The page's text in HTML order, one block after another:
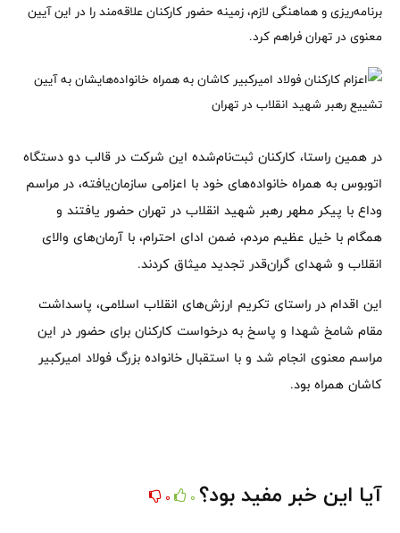
برنامه‌ریزی و هماهنگی لازم، زمینه حضور کارکنان علاقه‌مند را در این آیین
معنوی در تهران فراهم کرد.
در همین راستا، کارکنان ثبت‌نام‌شده این شرکت در قالب دو دستگاه
اتوبوس به همراه خانواده‌های خود با اعزامی سازمان‌یافته، در مراسم
وداع با پیکر مطهر رهبر شهید انقلاب در تهران حضور یافتند و
همگام با خیل عظیم مردم، ضمن ادای احترام، با آرمان‌های والای
انقلاب و شهدای گران‌قدر تجدید میثاق کردند.
این اقدام در راستای تکریم ارزش‌های انقلاب اسلامی، پاسداشت
مقام شامخ شهدا و پاسخ به درخواست کارکنان برای حضور در این
مراسم معنوی انجام شد و با استقبال خانواده بزرگ فولاد امیرکبیر
کاشان همراه بود.
آیا این خبر مفید بود؟ 0
0